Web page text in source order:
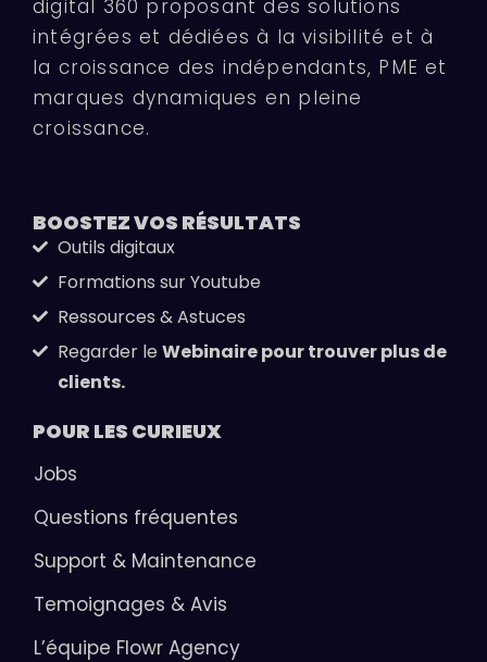
digital 360 proposant des solutions
intégrées et dédiées à la visibilité et à
la croissance des indépendants, PME et
marques dynamiques en pleine
croissance.
POUR LES CURIEUX
Jobs
Questions fréquentes
Support & Maintenance
Temoignages & Avis
L’équipe Flowr Agency
BOOSTEZ VOS RÉSULTATS
Outils digitaux
Formations sur Youtube
Ressources & Astuces
Regarder leWebinaire pour trouver plus de
clients.